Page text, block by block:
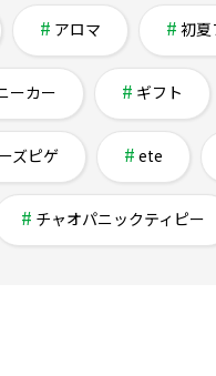
アロマ 初夏
ーカー ギフト
ズピゲ ete
チャオパニックティピー